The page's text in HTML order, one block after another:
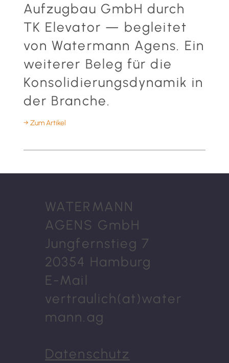
Aufzugbau GmbH durch
TK Elevator — begleitet
von Watermann Agens. Ein
weiterer Beleg für die
Konsolidierungsdynamik in
der Branche.
→ Zum Artikel
WATERMANN
AGENS GmbH
Jungfernstieg 7
20354 Hamburg
E-Mail
vertraulich(at)water
mann.ag
Datenschutz